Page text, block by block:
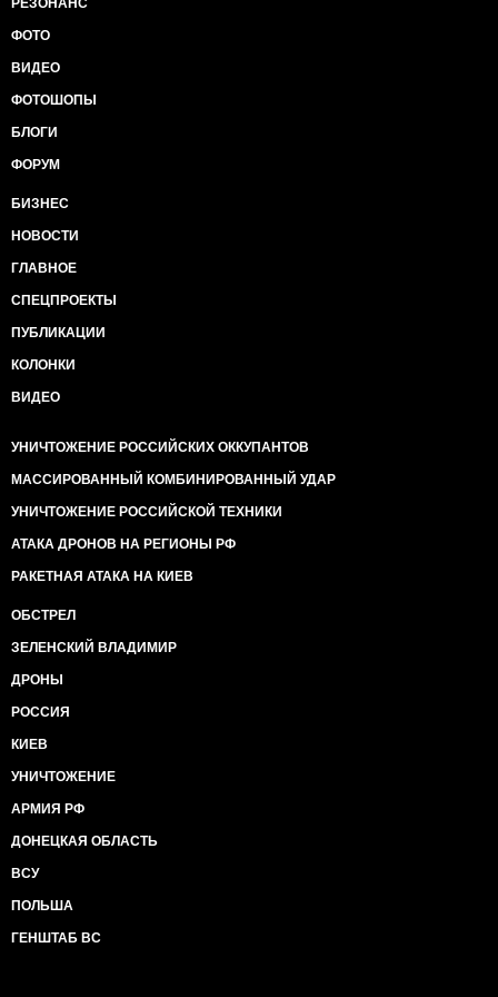
РЕЗОНАНС
ФОТО
ВИДЕО
ФОТОШОПЫ
БЛОГИ
ФОРУМ
БИЗНЕС
НОВОСТИ
ГЛАВНОЕ
СПЕЦПРОЕКТЫ
ПУБЛИКАЦИИ
КОЛОНКИ
ВИДЕО
УНИЧТОЖЕНИЕ РОССИЙСКИХ ОККУПАНТОВ
МАССИРОВАННЫЙ КОМБИНИРОВАННЫЙ УДАР
УНИЧТОЖЕНИЕ РОССИЙСКОЙ ТЕХНИКИ
АТАКА ДРОНОВ НА РЕГИОНЫ РФ
РАКЕТНАЯ АТАКА НА КИЕВ
ОБСТРЕЛ
ЗЕЛЕНСКИЙ ВЛАДИМИР
ДРОНЫ
РОССИЯ
КИЕВ
УНИЧТОЖЕНИЕ
АРМИЯ РФ
ДОНЕЦКАЯ ОБЛАСТЬ
ВСУ
ПОЛЬША
ГЕНШТАБ ВС